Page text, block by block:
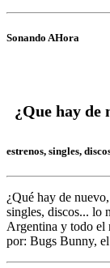
Sonando AHora
¿Que hay de
estrenos, singles,
¿Qué hay de
singles, discos... lo
Argentina y todo el
por: Bugs Bunny,